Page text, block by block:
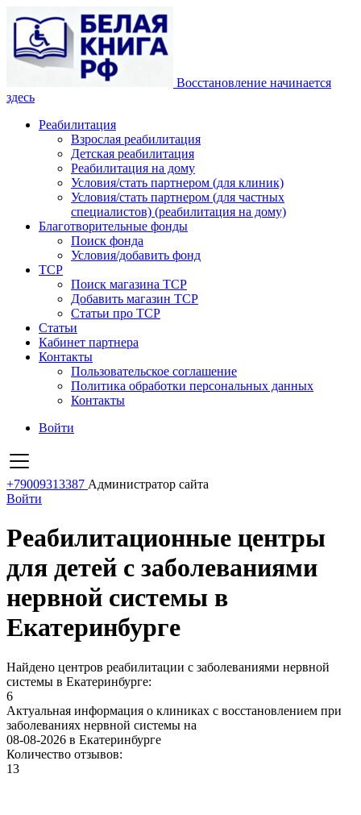
Восстановление начинается
здесь
Реабилитация
Взрослая реабилитация
Детская реабилитация
Реабилитация на дому
Условия/стать партнером (для клиник)
Условия/стать партнером (для частных
специалистов) (реабилитация на дому)
Благотворительные фонды
Поиск фонда
Условия/добавить фонд
ТСР
Поиск магазина ТСР
Добавить магазин ТСР
Статьи про ТСР
Статьи
Кабинет партнера
Контакты
Пользовательское соглашение
Политика обработки персональных данных
Контакты
Войти
+79009313387 Администратор сайта
Войти
Реабилитационные центры
для детей с заболеваниями
нервной системы в
Екатеринбурге
Найдено центров реабилитации с заболеваниями нервной
системы в Екатеринбурге:
6
Актуальная информация о клиниках с восстановлением при
заболеваниях нервной системы на
08-08-2026 в Екатеринбурге
Количество отзывов:
13